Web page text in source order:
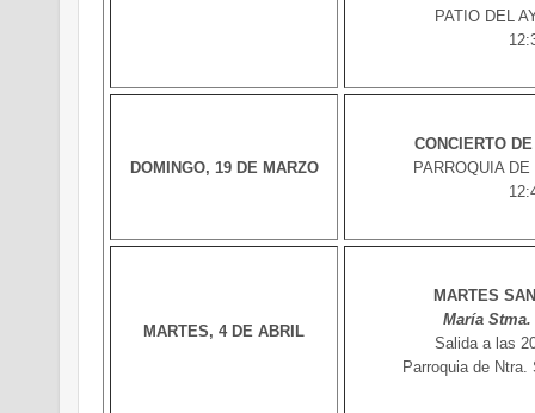
PATIO DEL
DOMINGO, 19 DE MARZO
CONCIERTO
PARROQUIA
MARTES, 4 DE ABRIL
MARTES
María
Salida a las
Parroquia de